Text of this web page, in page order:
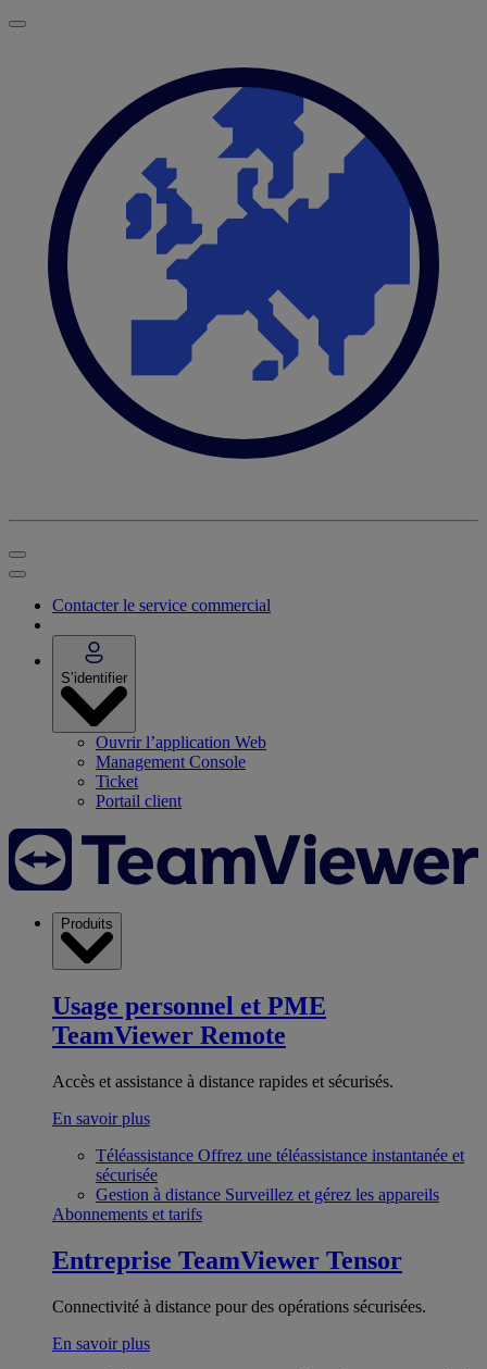
Contacter le service commercial
S’identifier
Ouvrir l’application Web
Management Console
Ticket
Portail client
Produits
Usage personnel et PME
TeamViewer Remote
Accès et assistance à distance rapides et sécurisés.
En savoir plus
Téléassistance Offrez une téléassistance instantanée et
sécurisée
Gestion à distance Surveillez et gérez les appareils
Abonnements et tarifs
Entreprise TeamViewer Tensor
Connectivité à distance pour des opérations sécurisées.
En savoir plus